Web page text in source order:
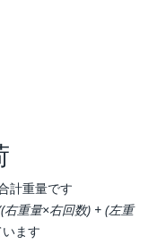
計重量です
右重量×右回数) + (左重
ます